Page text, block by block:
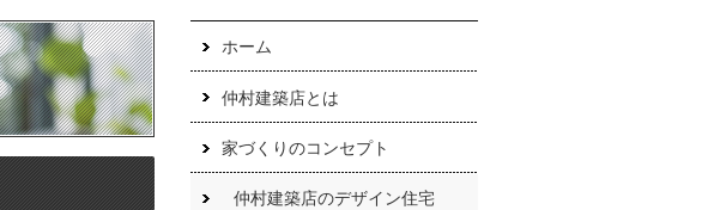
ホーム
仲村建築店とは
家づくりのコンセプト
仲村建築店のデザイン住宅